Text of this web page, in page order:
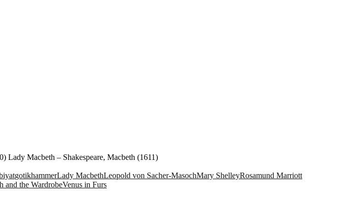
Lady Macbeth – Shakespeare, Macbeth (1611)
gotikhammerLady MacbethLeopold von Sacher-MasochMary ShelleyRosamund Marriott
and the WardrobeVenus in Furs